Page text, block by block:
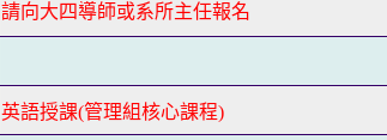
請向大四導師或系所主任報名
英語授課(管理組核心課程)